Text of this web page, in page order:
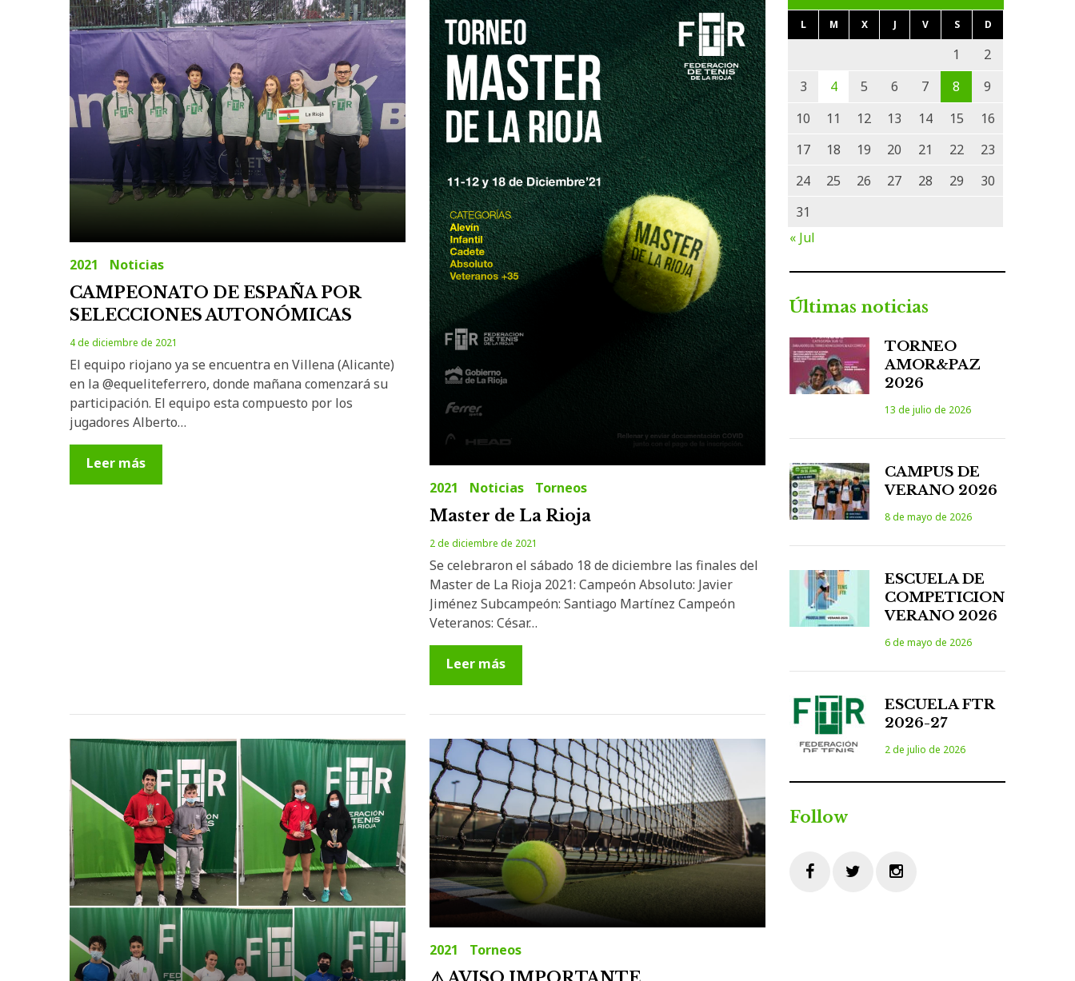
2021 Noticias
CAMPEONATO DE ESPAÑA POR
SELECCIONES AUTONÓMICAS
4 de diciembre de 2021
El equipo riojano ya se encuentra en Villena (Alicante)
en la @equeliteferrero, donde mañana comenzará su
participación. El equipo esta compuesto por los
jugadores Alberto…
Leer más
2021
Noticias Torneos
Master de La Rioja
2 de diciembre de 2021
Se celebraron el sábado 18 de diciembre las finales del
Master de La Rioja 2021: Campeón Absoluto: Javier
Jiménez Subcampeón: Santiago Martínez Campeón
Veteranos: César…
Leer más
2021 Torneos
L M X J V S D
1
2
3
4 5 6 7 8
9
10
11 12 13 14 15
16
17
18 19 20 21 22
23
24
25 26 27 28 29
30
31
« Jul
Últimas noticias
TORNEO
AMOR&PAZ
2026
13 de julio de 2026
CAMPUS DE
VERANO 2026
8 de mayo de 2026
ESCUELA DE
COMPETICION
VERANO 2026
6 de mayo de 2026
ESCUELA FTR
2026-27
2 de julio de 2026
Follow